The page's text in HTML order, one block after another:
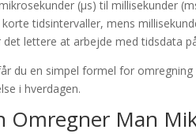
(µs) til millisekunder
tidsintervaller, mens
det lettere at arbejde med tidsdata
du en simpel formel for
i hverdagen.
Omregner Man